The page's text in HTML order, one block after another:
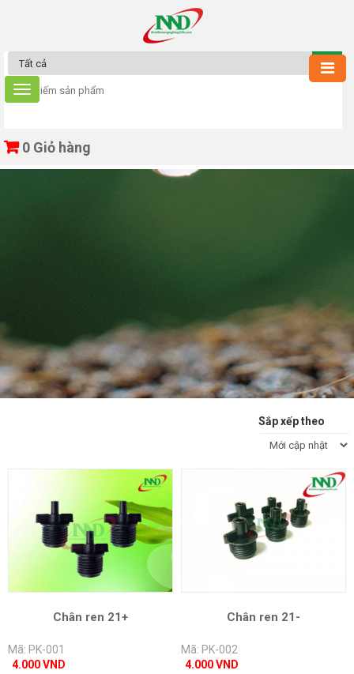
0 Giỏ hàng
Sắp xếp theo
Chân ren 21+
Mã: PK-001
4.000 VND
Chân ren 21-
Mã: PK-002
4.000 VND